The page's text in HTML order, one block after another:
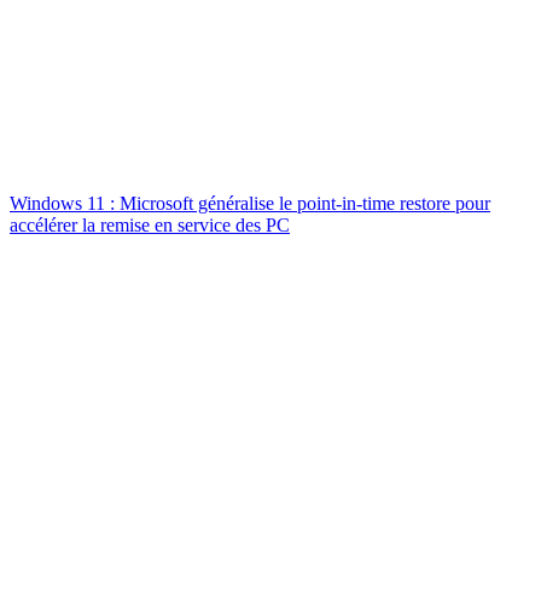
Windows 11 : Microsoft généralise le point-in-time restore pour
accélérer la remise en service des PC